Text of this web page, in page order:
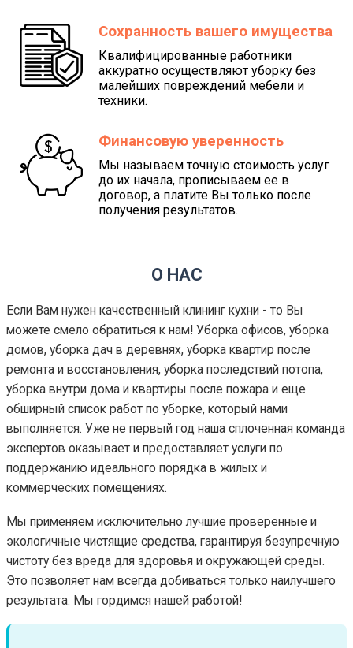
Сохранность вашего имущества
Квалифицированные работники
аккуратно осуществляют уборку без
малейших повреждений мебели и
техники.
Финансовую уверенность
Мы называем точную стоимость услуг
до их начала, прописываем ее в
договор, а платите Вы только после
получения результатов.
О НАС
Если Вам нужен качественный клининг кухни - то Вы
можете смело обратиться к нам! Уборка офисов, уборка
домов, уборка дач в деревнях, уборка квартир после
ремонта и восстановления, уборка последствий потопа,
уборка внутри дома и квартиры после пожара и еще
обширный список работ по уборке, который нами
выполняется. Уже не первый год наша сплоченная команда
экспертов оказывает и предоставляет услуги по
поддержанию идеального порядка в жилых и
коммерческих помещениях.
Мы применяем исключительно лучшие проверенные и
экологичные чистящие средства, гарантируя безупречную
чистоту без вреда для здоровья и окружающей среды.
Это позволяет нам всегда добиваться только наилучшего
результата. Мы гордимся нашей работой!